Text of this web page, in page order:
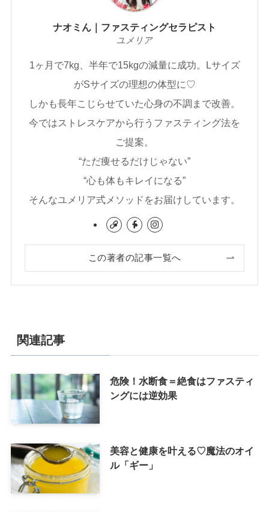
ナオミん｜ファスティングセラピスト
ユメリア
1ヶ月で7kg、半年で15kgの減量に成功。Lサイズ
がSサイズの理想の体型に♡
しかも長年こじらせていた心身の不調まで改善。
今ではストレスケアから行うファスティング法を
ご提案。
“ただ痩せるだけじゃない”
“心も体もキレイになる”
そんなユメリア式メソッドをお届けしています。
この著者の記事一覧へ
関連記事
危険！水断食＝絶食はファスティ
ングには逆効果
美容と健康を叶える♡魔法のオイ
ル「ギー」